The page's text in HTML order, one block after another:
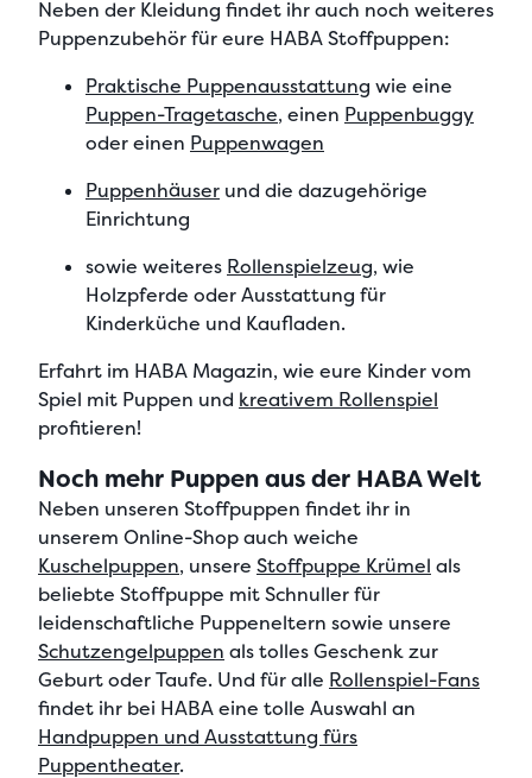
Neben der Kleidung findet ihr auch noch weiteres
Puppenzubehör für eure HABA Stoffpuppen:
Praktische Puppenausstattung wie eine
Puppen-Tragetasche, einen Puppenbuggy
oder einen Puppenwagen
Puppenhäuser und die dazugehörige
Einrichtung
sowie weiteres Rollenspielzeug, wie
Holzpferde oder Ausstattung für
Kinderküche und Kaufladen.
Erfahrt im HABA Magazin, wie eure Kinder vom
Spiel mit Puppen und kreativem Rollenspiel
profitieren!
Noch mehr Puppen aus der HABA Welt
Neben unseren Stoffpuppen findet ihr in
unserem Online-Shop auch weiche
Kuschelpuppen, unsere Stoffpuppe Krümel als
beliebte Stoffpuppe mit Schnullerfür
leidenschaftliche Puppeneltern sowie unsere
Schutzengelpuppen alstolles Geschenk zur
Geburt oder Taufe. Und für alle Rollenspiel-Fans
findet ihr bei HABA eine tolle Auswahl an
Handpuppen und Ausstattung fürs
Puppentheater.